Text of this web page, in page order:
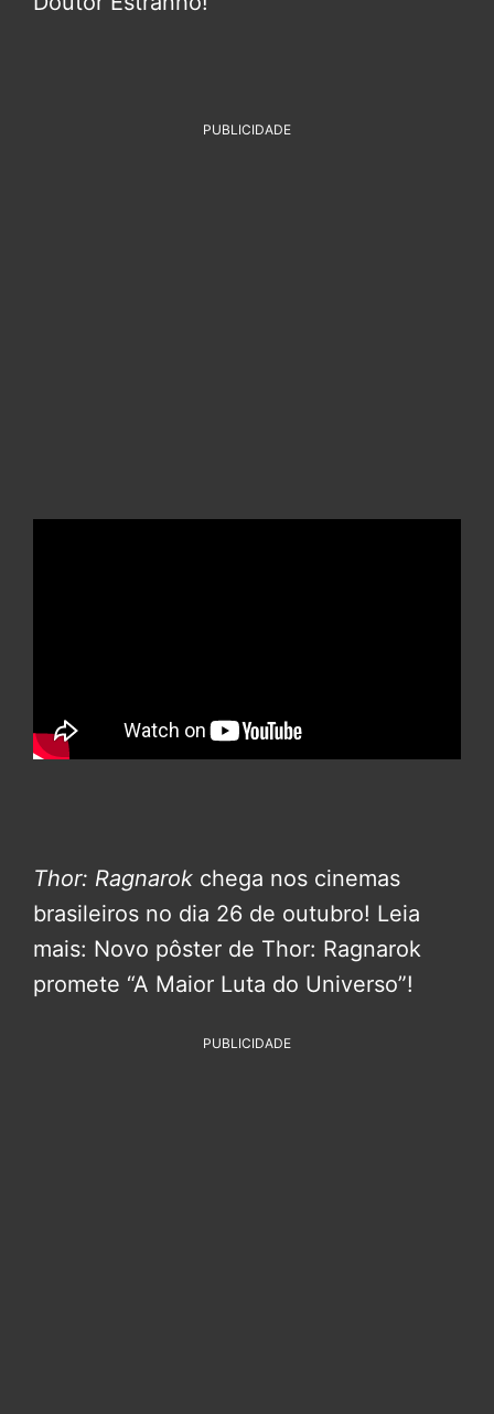
PUBLICIDADE
Thor: Ragnarok chega nos cinemas
brasileiros no dia 26 de outubro! Leia
mais: Novo pôster de Thor: Ragnarok
promete “A Maior Luta do Universo”!
PUBLICIDADE